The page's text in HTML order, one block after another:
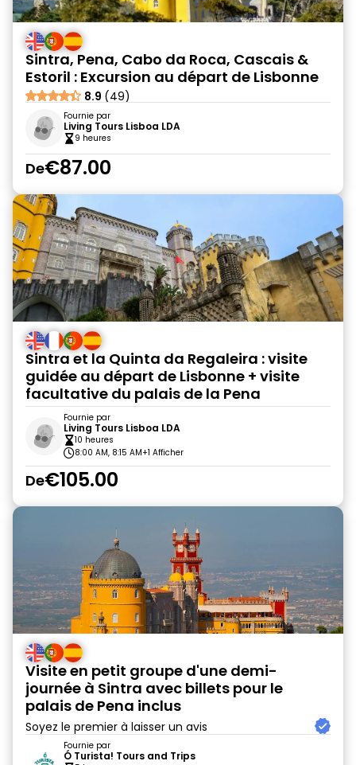
Sintra, Pena, Cabo da Roca, Cascais &
Estoril : Excursion au départ de Lisbonne
8.9 (49)
Fournie par
Living Tours Lisboa LDA
9 heures
De€87.00
Sintra et la Quinta da Regaleira : visite
guidée au départ de Lisbonne + visite
facultative du palais de la Pena
Fournie par
Living Tours Lisboa LDA
10 heures
8:00 AM, 8:15 AM+1 Afficher
De€105.00
Visite en petit groupe d'une demi-
journée à Sintra avec billets pour le
palais de Pena inclus
Soyez le premier à laisser un avis
Fournie par
Ó Turista! Tours and Trips